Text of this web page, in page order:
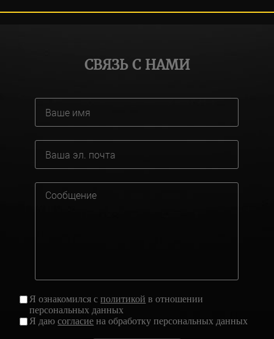
СВЯЗЬ С НАМИ
Я ознакомился сполитикой в отношении
персональных данных
Я даюсогласие на обработку персональных данных